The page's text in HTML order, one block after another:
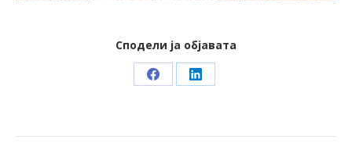
Сподели ја објавата
Share Share